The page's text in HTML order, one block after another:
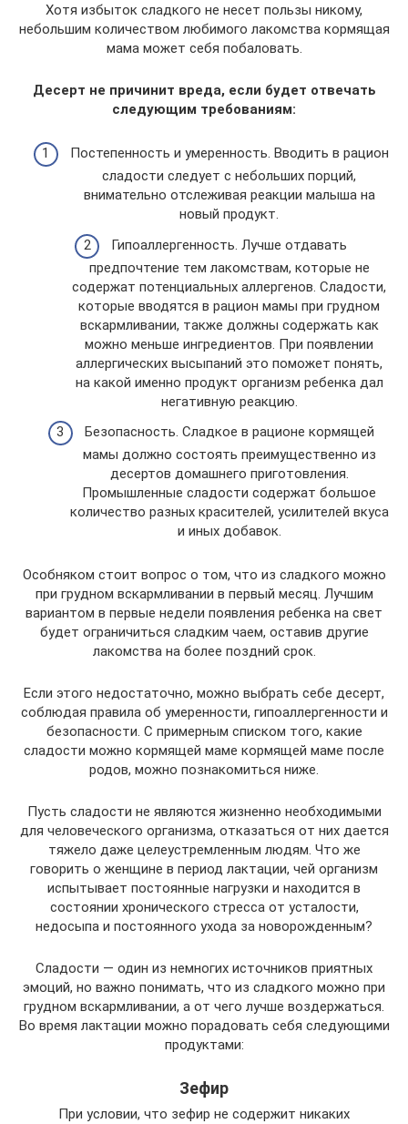
Хотя избыток сладкого не несет пользы никому,
небольшим количеством любимого лакомства кормящая
мама может себя побаловать.
Десерт не причинит вреда, если будет отвечать
следующим требованиям:
Постепенность и умеренность. Вводить в рацион
сладости следует с небольших порций,
внимательно отслеживая реакции малыша на
новый продукт.
Гипоаллергенность. Лучше отдавать
предпочтение тем лакомствам, которые не
содержат потенциальных аллергенов. Сладости,
которые вводятся в рацион мамы при грудном
вскармливании, также должны содержать как
можно меньше ингредиентов. При появлении
аллергических высыпаний это поможет понять,
на какой именно продукт организм ребенка дал
негативную реакцию.
Безопасность. Сладкое в рационе кормящей
мамы должно состоять преимущественно из
десертов домашнего приготовления.
Промышленные сладости содержат большое
количество разных красителей, усилителей вкуса
и иных добавок.
Особняком стоит вопрос о том, что из сладкого можно
при грудном вскармливании в первый месяц. Лучшим
вариантом в первые недели появления ребенка на свет
будет ограничиться сладким чаем, оставив другие
лакомства на более поздний срок.
Если этого недостаточно, можно выбрать себе десерт,
соблюдая правила об умеренности, гипоаллергенности и
безопасности. С примерным списком того, какие
сладости можно кормящей маме кормящей маме после
родов, можно познакомиться ниже.
Пусть сладости не являются жизненно необходимыми
для человеческого организма, отказаться от них дается
тяжело даже целеустремленным людям. Что же
говорить о женщине в период лактации, чей организм
испытывает постоянные нагрузки и находится в
состоянии хронического стресса от усталости,
недосыпа и постоянного ухода за новорожденным?
Сладости — один из немногих источников приятных
эмоций, но важно понимать, что из сладкого можно при
грудном вскармливании, а от чего лучше воздержаться.
Во время лактации можно порадовать себя следующими
продуктами:
Зефир
При условии, что зефир не содержит никаких